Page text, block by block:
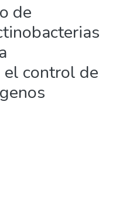
de
el control de